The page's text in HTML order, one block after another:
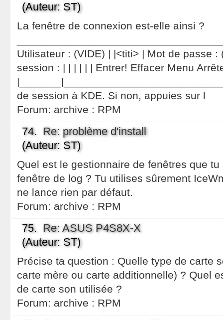
(Auteur: ST)
La fenêtre de connexion est-elle ainsi ?
Utilisateur : (VIDE) | |<titi> | Mot de passe :
session : | | | | | | Entrer! Effacer Menu
de session à KDE. Si non, appuies sur l
Forum: archive : RPM
74. Re: problème d'install
(Auteur: ST)
Quel est le gestionnaire de fenêtres que
fenêtre de log ? Tu utilises sûrement
ne lance rien par défaut.
Forum: archive : RPM
75. Re: ASUS P4S8X-X
(Auteur: ST)
Précise ta question : Quelle type de carte
carte mère ou carte additionnelle) ? Quel
de carte son utilisée ?
Forum: archive : RPM